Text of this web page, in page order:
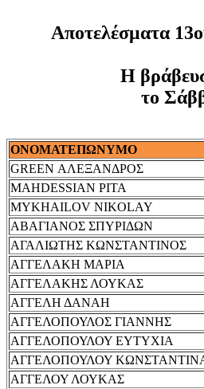
Αποτελέσματα
Η
το
ΟΝΟΜΑΤΕΠΩΝΥΜΟ
GREEN ΑΛΕΞΑΝΔΡΟΣ
MAHDESSIAN ΡΙΤΑ
MYKHAILOV NIKOLAY
ΑΒΑΓΙΑΝΟΣ ΣΠΥΡΙΔΩΝ
ΑΓΑΛΙΩΤΗΣ ΚΩΝΣΤΑΝΤΙΝΟΣ
ΑΓΓΕΛΑΚΗ ΜΑΡΙΑ
ΑΓΓΕΛΑΚΗΣ ΛΟΥΚΑΣ
ΑΓΓΕΛΗ ΔΑΝΑΗ
ΑΓΓΕΛΟΠΟΥΛΟΣ ΓΙΑΝΝΗΣ
ΑΓΓΕΛΟΠΟΥΛΟΥ ΕΥΤΥΧΙΑ
ΑΓΓΕΛΟΠΟΥΛΟΥ
ΑΓΓΕΛΟΥ ΛΟΥΚΑΣ